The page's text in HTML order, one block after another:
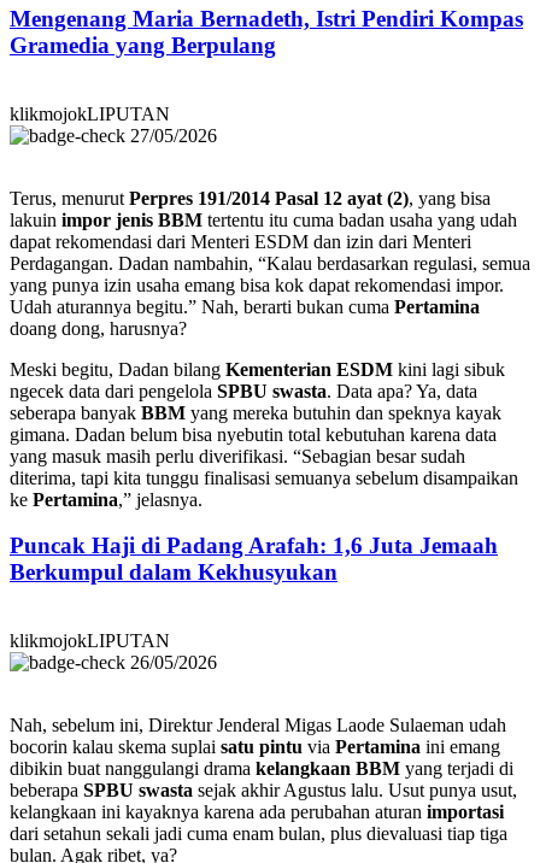
Mengenang Maria Bernadeth, Istri Pendiri Kompas
Gramedia yang Berpulang
klikmojokLIPUTAN
27/05/2026
Terus, menurut Perpres 191/2014 Pasal 12 ayat (2), yang bisa
lakuin impor jenis BBM tertentu itu cuma badan usaha yang udah
dapat rekomendasi dari Menteri ESDM dan izin dari Menteri
Perdagangan. Dadan nambahin, “Kalau berdasarkan regulasi, semua
yang punya izin usaha emang bisa kok dapat rekomendasi impor.
Udah aturannya begitu.” Nah, berarti bukan cuma Pertamina
doang dong, harusnya?
Meski begitu, Dadan bilang Kementerian ESDM kini lagi sibuk
ngecek data dari pengelola SPBU swasta. Data apa? Ya, data
seberapa banyak BBM yang mereka butuhin dan speknya kayak
gimana. Dadan belum bisa nyebutin total kebutuhan karena data
yang masuk masih perlu diverifikasi. “Sebagian besar sudah
diterima, tapi kita tunggu finalisasi semuanya sebelum disampaikan
ke Pertamina,” jelasnya.
Puncak Haji di Padang Arafah: 1,6 Juta Jemaah
Berkumpul dalam Kekhusyukan
klikmojokLIPUTAN
26/05/2026
Nah, sebelum ini, Direktur Jenderal Migas Laode Sulaeman udah
bocorin kalau skema suplai satu pintu via Pertamina ini emang
dibikin buat nanggulangi drama kelangkaan BBM yang terjadi di
beberapa SPBU swasta sejak akhir Agustus lalu. Usut punya usut,
kelangkaan ini kayaknya karena ada perubahan aturan importasi
dari setahun sekali jadi cuma enam bulan, plus dievaluasi tiap tiga
bulan. Agak ribet, ya?